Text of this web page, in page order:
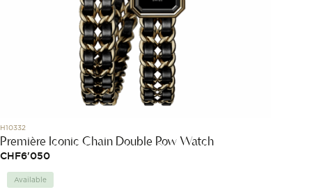
H10332
Première Iconic Chain Double Row Watch
CHF6'050
Available